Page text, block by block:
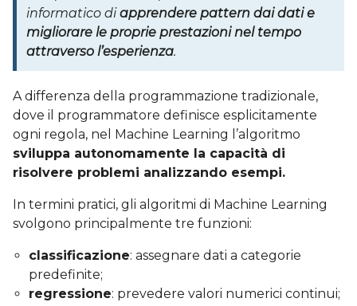
informatico diapprendere pattern dai dati e
migliorare le proprie prestazioni nel tempo
attraverso l’esperienza.
A differenza della programmazione tradizionale,
dove il programmatore definisce esplicitamente
ogni regola, nel Machine Learning l’algoritmo
sviluppa autonomamente la capacità di
risolvere problemi analizzando esempi.
In termini pratici, gli algoritmi di Machine Learning
svolgono principalmente tre funzioni:
classificazione: assegnare dati a categorie
predefinite;
regressione: prevedere valori numerici continui;